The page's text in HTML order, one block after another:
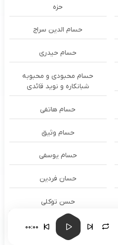
حزه
حسام الدین سراج
حسام حیدری
حسام محبودی و محبوبه
شبانکاره و نوید قائدی
حسام هاتفی
حسام وثیق
حسام یوسفی
حسان فردین
حسن توکلی
حسن حسینی 00:00